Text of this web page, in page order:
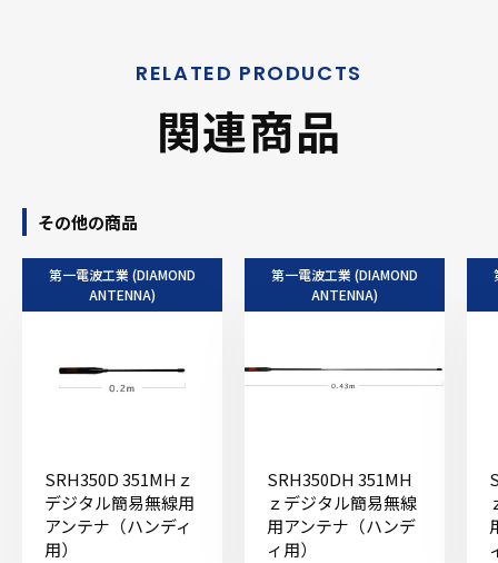
関連商品
その他の商品
第一電波工業 (DIAMOND
ANTENNA)
SRH350D 351MHｚ
デジタル簡易無線用
アンテナ（ハンディ
用）
第一電波工業 (DIAMOND
ANTENNA)
SRH350DH 351MH
ｚデジタル簡易無線
用アンテナ（ハンデ
ィ用）